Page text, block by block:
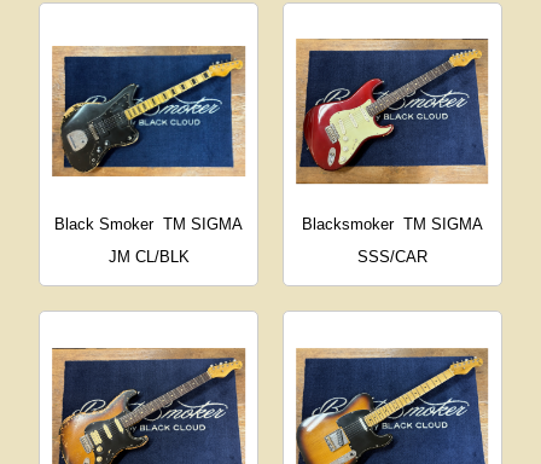
Black Smoker TM SIGMA
JM CL/BLK
Blacksmoker TM SIGMA
SSS/CAR